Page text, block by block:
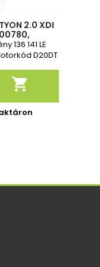
2.0 XDI
136 141 LE
D20DT
